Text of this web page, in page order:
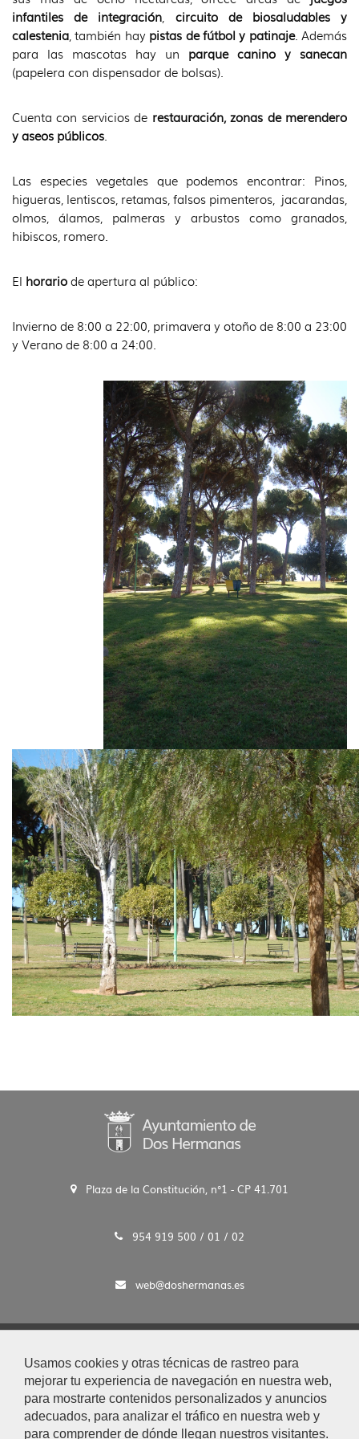
Usamos cookies y otras técnicas de rastreo para
mejorar tu experiencia de navegación en nuestra web,
para mostrarte contenidos personalizados y anuncios
adecuados, para analizar el tráfico en nuestra web y
para comprender de dónde llegan nuestros visitantes.
idioma
infantiles de integración, circuito de biosaludables y
calestenia, también hay pistas de fútbol y patinaje. Además
para las mascotas hay un parque canino y sanecan
(papelera con dispensador de bolsas).
Cuenta con servicios de restauración, zonas de merendero
y aseos públicos.
Las especies vegetales que podemos encontrar: Pinos,
higueras, lentiscos, retamas, falsos pimenteros, jacarandas,
olmos, álamos, palmeras y arbustos como granados,
hibiscos, romero.
El horariode apertura al público:
Invierno de 8:00 a 22:00, primavera y otoño de 8:00 a 23:00
y Verano de 8:00 a 24:00.
Plaza de la Constitución, n°1 - CP 41.701
954 919 500 / 01 / 02
web@doshermanas.es
Aviso Legal y Protección de Datos
|
Mapa Web
|